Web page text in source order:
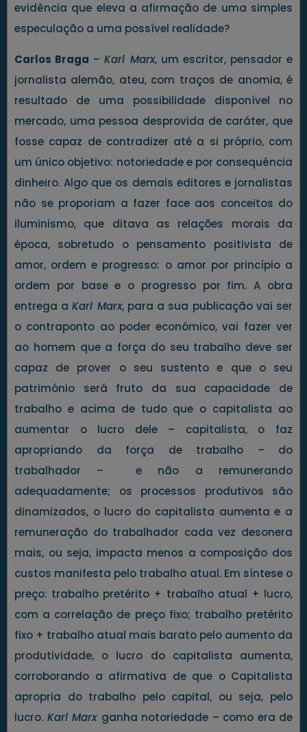
evidência que eleva a afirmação de uma simples
especulação a uma possível realidade?
Carlos Braga –Karl Marx, um escritor, pensador e
jornalista alemão, ateu, com traços de anomia, é
resultado de uma possibilidade disponível no
mercado, uma pessoa desprovida de caráter, que
fosse capaz de contradizer até a si próprio, com
um único objetivo: notoriedade e por consequência
dinheiro. Algo que os demais editores e jornalistas
não se proporiam a fazer face aos conceitos do
iluminismo, que ditava as relações morais da
época, sobretudo o pensamento positivista de
amor, ordem e progresso: o amor por princípio a
ordem por base e o progresso por fim. A obra
entrega aKarl Marx, para a sua publicação vai ser
o contraponto ao poder económico, vai fazer ver
ao homem que a força do seu trabalho deve ser
capaz de prover o seu sustento e que o seu
património será fruto da sua capacidade de
trabalho e acima de tudo que o capitalista ao
aumentar o lucro dele – capitalista, o faz
apropriando da força de trabalho – do
trabalhador – e não a remunerando
adequadamente; os processos produtivos são
dinamizados, o lucro do capitalista aumenta e a
remuneração do trabalhador cada vez desonera
mais, ou seja, impacta menos a composição dos
custos manifesta pelo trabalho atual. Em síntese o
preço: trabalho pretérito + trabalho atual + lucro,
com a correlação de preço fixo; trabalho pretérito
fixo + trabalho atual mais barato pelo aumento da
produtividade, o lucro do capitalista aumenta,
corroborando a afirmativa de que o Capitalista
apropria do trabalho pelo capital, ou seja, pelo
lucro. Karl Marx ganha notoriedade – como era de